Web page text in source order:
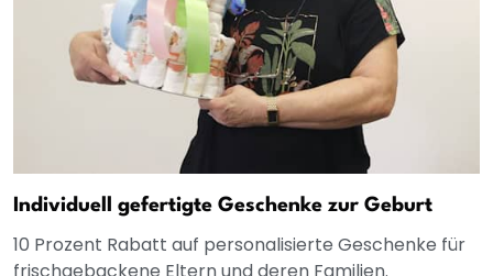
Individuell gefertigte Geschenke zur Geburt
10 Prozent Rabatt auf personalisierte Geschenke für
frischgebackene Eltern und deren Familien.